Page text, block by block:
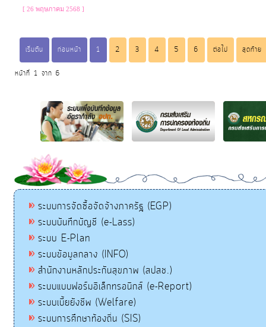
[ 26 พฤษภาคม 2568 ]
เริ่มต้น ก่อนหน้า 1 2 3 4 5 6 ต่อไป สุดท้าย
หน้าที่ 1 จาก 6
ระบบการจัดซื้อจัดจ้างภาครัฐ (EGP)
ระบบบันทึกบัญชี (e-Lass)
ระบบ E-Plan
ระบบข้อมูลกลาง (INFO)
สำนักงานหลักประกันสุขภาพ (สปสช.)
ระบบแบบฟอร์มอิเล็กทรอนิกส์ (e-Report)
ระบบเบี้ยยังชีพ (Welfare)
ระบบการศึกษาท้องถิ่น (SIS)